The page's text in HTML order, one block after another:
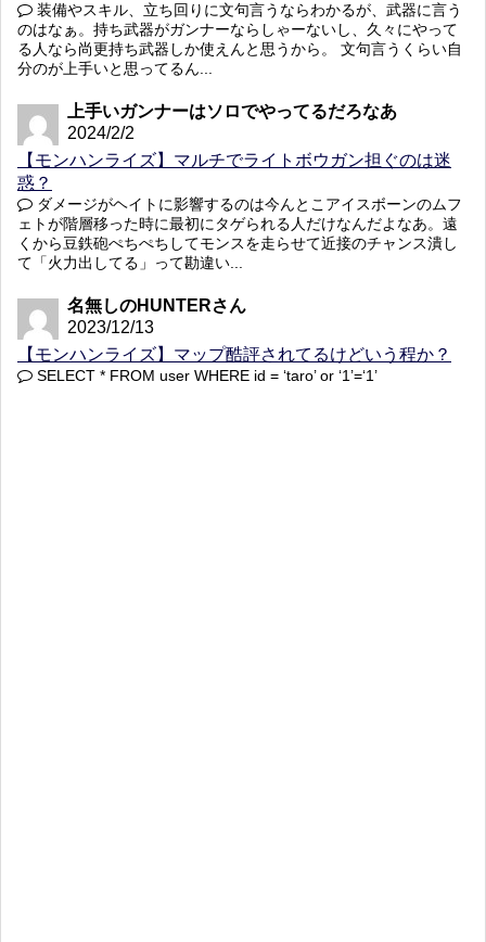
装備やスキル、立ち回りに文句言うならわかるが、武器に言う
のはなぁ。持ち武器がガンナーならしゃーないし、久々にやって
る人なら尚更持ち武器しか使えんと思うから。 文句言うくらい自
分のが上手いと思ってるん...
上手いガンナーはソロでやってるだろなあ
2024/2/2
【モンハンライズ】マルチでライトボウガン担ぐのは迷
惑？
ダメージがヘイトに影響するのは今んとこアイスボーンのムフ
ェトが階層移った時に最初にタゲられる人だけなんだよなあ。遠
くから豆鉄砲ぺちぺちしてモンスを走らせて近接のチャンス潰し
て「火力出してる」って勘違い...
名無しのHUNTERさん
2023/12/13
【モンハンライズ】マップ酷評されてるけどいう程か？
SELECT * FROM user WHERE id = ‘taro’ or ‘1’=‘1’